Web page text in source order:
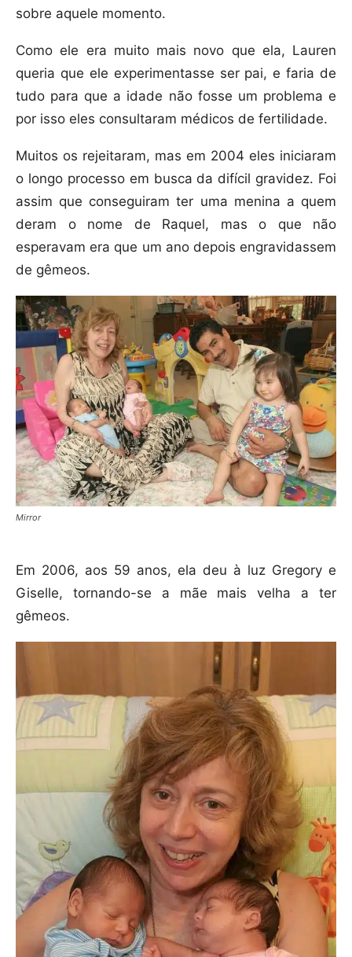
sobre aquele momento.
Como ele era muito mais novo que ela, Lauren
queria que ele experimentasse ser pai, e faria de
tudo para que a idade não fosse um problema e
por isso eles consultaram médicos de fertilidade.
Muitos os rejeitaram, mas em 2004 eles iniciaram
o longo processo em busca da difícil gravidez. Foi
assim que conseguiram ter uma menina a quem
deram o nome de Raquel, mas o que não
esperavam era que um ano depois engravidassem
de gêmeos.
Mirror
Em 2006, aos 59 anos, ela deu à luz Gregory e
Giselle, tornando-se a mãe mais velha a ter
gêmeos.